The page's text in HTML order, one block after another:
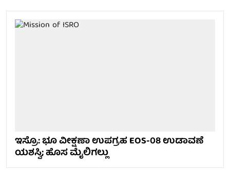
ಇಸ್ರೊ: ಭೂ ವೀಕ್ಷಣಾ ಉಪಗ್ರಹ EOS-08 ಉಡಾವಣೆ
ಯಶಸ್ವಿ; ಹೊಸ ಮೈಲಿಗಲ್ಲು